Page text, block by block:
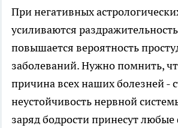
При негативных
усиливаются
повышается вероятность
заболеваний. Нужно помнить,
причина всех наших болезней -
неустойчивость нервной
заряд бодрости принесут